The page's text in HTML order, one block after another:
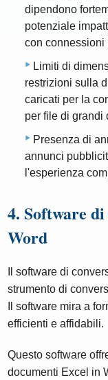
dipendono
potenziale
con connessioni
Limiti di
restrizioni sulla
caricati per la
per file di grandi
Presenza di
annunci
l'esperienza
4. Software
Word
Il software di
strumento di
Il software mira a
efficienti e affidabili.
Questo software
documenti Excel in